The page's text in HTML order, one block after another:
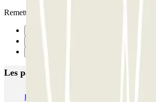
Remettre en état de fonctionnent des interphones
Les parkings les mieux notés à Paris
Bastille - Saint-Antoine